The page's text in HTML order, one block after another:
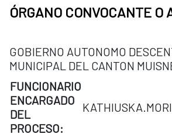
ÓRGANO CONVOCANTE O
GOBIERNO AUTONOMO
MUNICIPAL DEL CANTON
FUNCIONARIO
ENCARGADO
DEL
PROCESO: